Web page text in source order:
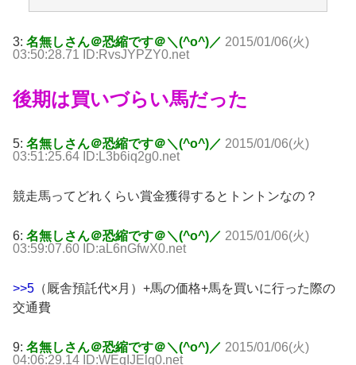
3: 名無しさん＠恐縮です＠＼(^o^)／ 2015/01/06(火)
03:50:28.71 ID:RvsJYPZY0.net
後期は買いづらい馬だった
5: 名無しさん＠恐縮です＠＼(^o^)／ 2015/01/06(火)
03:51:25.64 ID:L3b6iq2g0.net
競走馬ってどれくらい賞金獲得するとトントンなの？
6: 名無しさん＠恐縮です＠＼(^o^)／ 2015/01/06(火)
03:59:07.60 ID:aL6nGfwX0.net
>>5 （厩舎預託代×月）+馬の価格+馬を買いに行った際の
交通費
9: 名無しさん＠恐縮です＠＼(^o^)／ 2015/01/06(火)
04:06:29.14 ID:WEqIJElg0.net